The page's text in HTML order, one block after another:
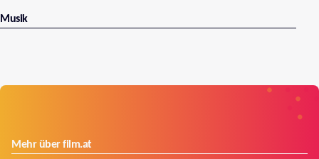
dann einer der falschen Kidnapper versehentlich
Musik
Mehr über film.at